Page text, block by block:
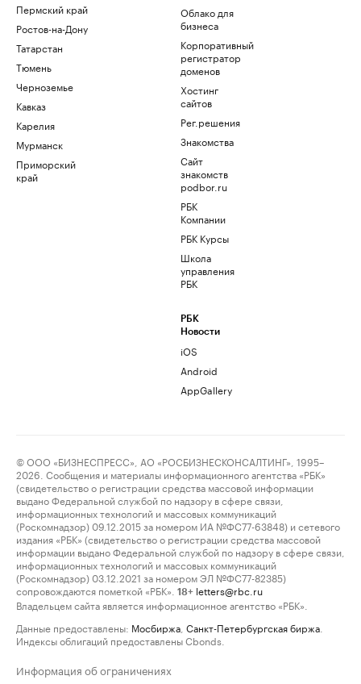
Пермский край
Ростов-на-Дону
Татарстан
Тюмень
Черноземье
Кавказ
Карелия
Мурманск
Приморский
край
Облако для
бизнеса
Корпоративный
регистратор
доменов
Хостинг
сайтов
Рег.решения
Знакомства
Сайт
знакомств
podbor.ru
РБК
Компании
РБК Курсы
Школа
управления
РБК
РБК
Новости
iOS
Android
AppGallery
© ООО «БИЗНЕСПРЕСС», АО «РОСБИЗНЕСКОНСАЛТИНГ», 1995–
2026. Сообщения и материалы информационного агентства «РБК»
(свидетельство о регистрации средства массовой информации
выдано Федеральной службой по надзору в сфере связи,
информационных технологий и массовых коммуникаций
(Роскомнадзор) 09.12.2015 за номером ИА №ФС77-63848) и сетевого
издания «РБК» (свидетельство о регистрации средства массовой
информации выдано Федеральной службой по надзору в сфере связи,
информационных технологий и массовых коммуникаций
(Роскомнадзор) 03.12.2021 за номером ЭЛ №ФС77-82385)
сопровождаются пометкой «РБК».
18+ letters@rbc.ru
Владельцем сайта является информационное агентство «РБК».
Данные предоставлены: Мосбиржа Санкт-Петербургская биржа
Индексы облигаций предоставлены Cbonds.
Информация об ограничениях